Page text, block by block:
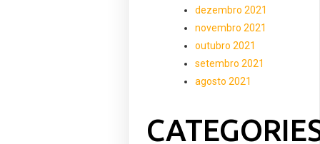
dezembro 2021
novembro 2021
outubro 2021
setembro 2021
agosto 2021